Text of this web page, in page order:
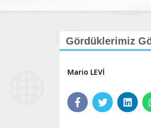
Gördüklerimiz
Mario LEVİ